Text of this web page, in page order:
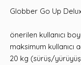
Globber Go Up
önerilen kullanıcı
maksimum kullanıcı
20 kg (sürüş/